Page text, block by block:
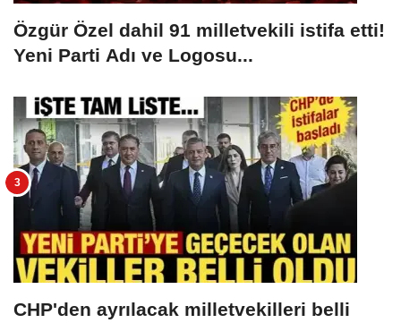
Özgür Özel dahil 91 milletvekili istifa etti!
Yeni Parti Adı ve Logosu...
CHP'den ayrılacak milletvekilleri belli